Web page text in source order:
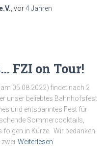
, vor4 Jahren
FZI on Tour!
05.08.2022) findet nach 2
unser beliebtes Bahnhofsfest
und entspanntes Fest für
Sommercocktails,
folgen in Kürze. Wir bedanken
Weiterlesen